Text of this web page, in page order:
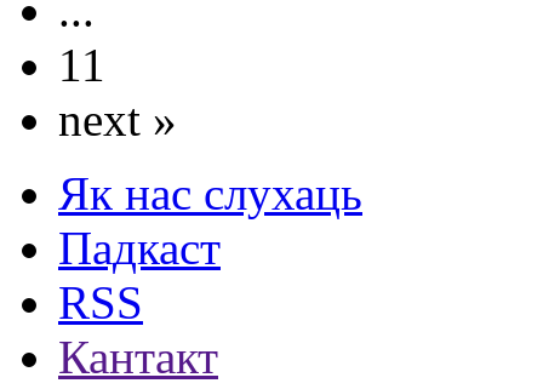
...
11
next »
Як нас слухаць
Падкаст
RSS
Кантакт